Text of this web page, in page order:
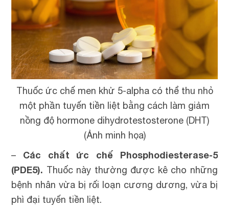
Thuốc ức chế men khử 5-alpha có thể thu nhỏ
một phần tuyến tiền liệt bằng cách làm giảm
nồng độ hormone dihydrotestosterone (DHT)
(Ảnh minh họa)
– Các chất ức chế Phosphodiesterase-5
(PDE5). Thuốc này thường được kê cho những
bệnh nhân vừa bị rối loạn cương dương, vừa bị
phì đại tuyến tiền liệt.